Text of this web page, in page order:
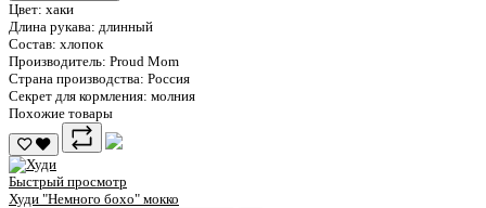
Цвет: хаки
Длина рукава: длинный
Состав: хлопок
Производитель: Proud Mom
Страна производства: Россия
Секрет для кормления: молния
Похожие товары
Быстрый просмотр
Худи "Немного бохо" мокко